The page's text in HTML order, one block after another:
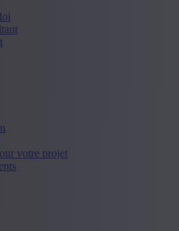
votre projet